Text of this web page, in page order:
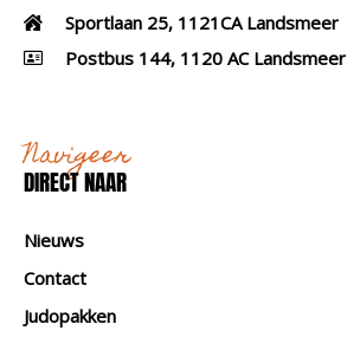
Sportlaan 25, 1121CA Landsmeer
Postbus 144, 1120 AC Landsmeer
Navigeer
DIRECT NAAR
Nieuws
Contact
Judopakken